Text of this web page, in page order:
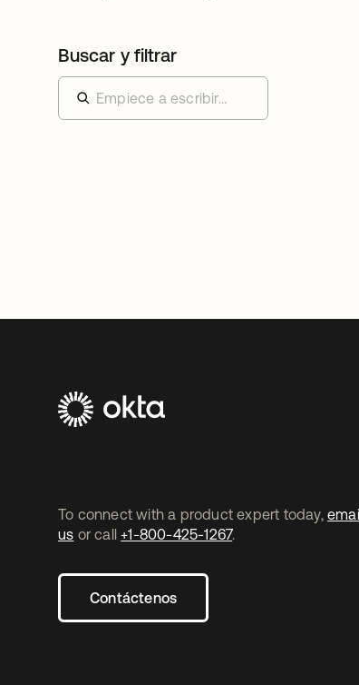
Buscar y filtrar
To connect with a product expert today,
us or call +1-800-425-1267.
Contáctenos